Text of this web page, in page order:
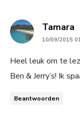
Tamara
10/09/2015
Heel leuk om te
Ben & Jerry’s! Ik
Beantwoorden